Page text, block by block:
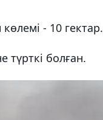
- 10 гектар.
түрткі болған.